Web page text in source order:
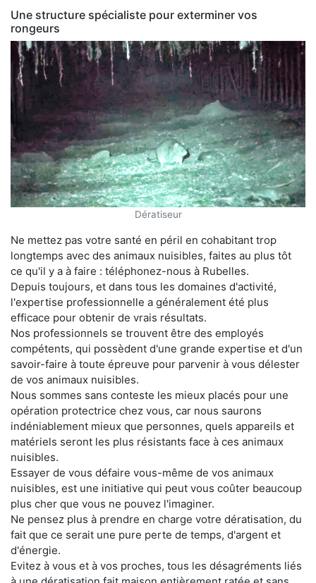
Une structure spécialiste pour exterminer vos
rongeurs
Dératiseur
Ne mettez pas votre santé en péril en cohabitant trop
longtemps avec des animaux nuisibles, faites au plus tôt
ce qu'il y a à faire : téléphonez-nous à Rubelles.
Depuis toujours, et dans tous les domaines d'activité,
l'expertise professionnelle a généralement été plus
efficace pour obtenir de vrais résultats.
Nos professionnels se trouvent être des employés
compétents, qui possèdent d'une grande expertise et d'un
savoir-faire à toute épreuve pour parvenir à vous délester
de vos animaux nuisibles.
Nous sommes sans conteste les mieux placés pour une
opération protectrice chez vous, car nous saurons
indéniablement mieux que personnes, quels appareils et
matériels seront les plus résistants face à ces animaux
nuisibles.
Essayer de vous défaire vous-même de vos animaux
nuisibles, est une initiative qui peut vous coûter beaucoup
plus cher que vous ne pouvez l'imaginer.
Ne pensez plus à prendre en charge votre dératisation, du
fait que ce serait une pure perte de temps, d'argent et
d'énergie.
Evitez à vous et à vos proches, tous les désagréments liés